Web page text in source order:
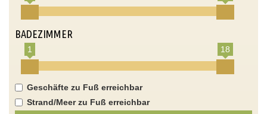
BADEZIMMER
1 18
Geschäfte zu Fuß erreichbar
Strand/Meer zu Fuß erreichbar